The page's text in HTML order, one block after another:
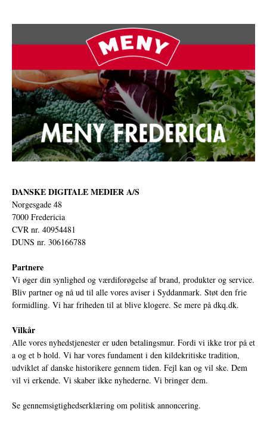
DANSKE DIGITALE MEDIER A/S
Norgesgade 48
7000 Fredericia
CVR nr. 40954481
DUNS nr. 306166788
Partnere
Vi øger din synlighed og værdiforøgelse af brand, produkter og service.
Bliv partner og nå ud til alle vores aviser i Syddanmark. Støt den frie
formidling. Vi har friheden til at blive klogere. Se mere på dkq.dk.
Vilkår
Alle vores nyhedstjenester er uden betalingsmur. Fordi vi ikke tror på et
a og et b hold. Vi har vores fundament i den kildekritiske tradition,
udviklet af danske historikere gennem tiden. Fejl kan og vil ske. Dem
vil vi erkende. Vi skaber ikke nyhederne. Vi bringer dem.
Se gennemsigtighedserklæring om politisk annoncering.